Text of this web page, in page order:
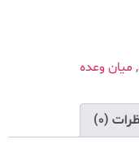
, میان وعده
(0)